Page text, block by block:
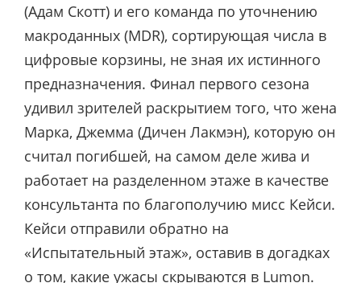
(Адам Скотт) и его команда по уточнению
макроданных (MDR), сортирующая числа в
цифровые корзины, не зная их истинного
предназначения. Финал первого сезона
удивил зрителей раскрытием того, что жена
Марка, Джемма (Дичен Лакмэн), которую он
считал погибшей, на самом деле жива и
работает на разделенном этаже в качестве
консультанта по благополучию мисс Кейси.
Кейси отправили обратно на
«Испытательный этаж», оставив в догадках
о том, какие ужасы скрываются в Lumon.